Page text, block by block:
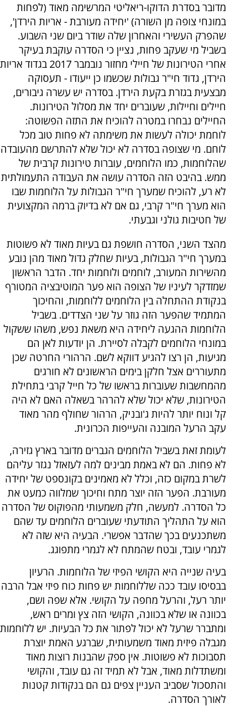
מדובר בסדרת הדוקו-ריאליטי המרשימה מאוד (לפחות
במונחי צופה מן השורה) 'יחידה מעורבת - אריות הירדן',
שהפרק העשירי והאחרון שלה שודר ביום שני השבוע.
בשביל מי שעקב פחות, נציין כי הסדרה עוקבת בעיקר
אחרי הטירונות של חיילי מחזור נובמבר 2017 בגדוד אריות
הירדן, גדוד חי"ר גבולות שכשמו כן ייעודו - תעסוקה
מבצעית בגזרת בקעת הירדן. בסדרה יש עשרה גיבורים,
חיילים וחיילות, שעוברים יחד את מסלול הטירונות.
החיילים נבחרו במטרה להוכיח את התזה הפשוטה:
לוחמת יכולה לעשות את משימתה לא פחות טוב מכל
לוחם. מי שצופה בסדרה לא יכול שלא להתרשם מהעובדה
שהלוחמות, כמו הלוחמים, עוברות טירונות קרבית של
ממש. בהיבט הזה הסדרה עושה את העבודה התעמולתית
לא רע, להוכיח שמערך חי"ר הגבולות על הלוחמות שבו
הוא מערך חי"ר קרבי, גם אם לא בדיוק ברמה המקצועית
של חטיבות גולני וגבעתי.
מהצד השני, הסדרה חושפת גם בעיות מאוד לא פשוטות
במערך חי"ר הגבולות, בעיות שחלק גדול מאוד מהן נובע
מהשירות המעורב, לוחמים ולוחמות יחד. הדבר הראשון
שמזדקר לעיניו של הצופה הוא פער המוטיבציה המטורף
בנקודת ההתחלה בין הלוחמים ללוחמות, והחיכוך
המתמיד שהפער הזה גוזר על שני הצדדים. בשביל
הלוחמות ההגעה ליחידה היא משאת נפש, משהו ששקול
במונחי הלוחמים לקבלה לסיירת. הן יודעות לאן הם
מגיעות, הן רצו להגיע דווקא לשם. הרהורי החרטה שכן
מתעוררים אצל חלקן בימים הראשונים לא חורגים
מהמחשבות שעוברות בראשו של כל חייל קרבי בתחילת
הטירונות, שלא יכול שלא להרהר בשאלה האם לא היה
קל ונוח יותר להיות ג'ובניק, הרהור שחולף מהר מאוד
עקב הרעל המובנה והעייפות הכרונית.
לעומת זאת בשביל הלוחמים הגברים מדובר בארץ גזירה,
לא פחות. הם לא באמת מבינים למה לעזאזל נגזר עליהם
לשרת במקום כזה, וכלל לא מאמינים בקונספט של יחידה
מעורבת. הפער הזה יוצר מתח וחיכוך שמלווה כמעט את
כל הסדרה. למעשה, חלק משמעותי מהפוקוס של הסדרה
הוא על התהליך התודעתי שעוברים הלוחמים עד שהם
משתכנעים בכך שהדבר אפשרי. הבעיה היא שזה לא
לגמרי עובד, ובטח שהמתח לא לגמרי מתפוגג.
בעיה שנייה היא הקושי הפיזי של הלוחמות. הרעיון
בבסיסו עובד ככה שללוחמות יש פחות כוח פיזי אבל הרבה
יותר רעל, והרעל מחפה על הקושי. אלא שפה ושם,
בכוונה או שלא בכוונה, הקושי הזה צץ ומרים ראש,
ומתברר שרעל לא יכול לפתור את כל הבעיות. יש ללוחמות
מגבלה פיזית מאוד משמעותית, שברגע האמת יוצרת
תסבוכות לא פשוטות. אין ספק שהבנות רוצות מאוד
ומשתדלות מאוד, אבל לא תמיד זה גם עובד, והקושי
והתסכול שסביב העניין צפים גם הם בנקודות קטנות
לאורך הסדרה.